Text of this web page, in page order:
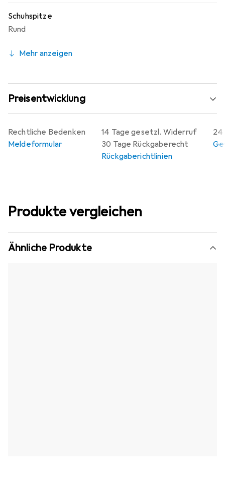
Schuhspitze
Rund
Mehr anzeigen
Preisentwicklung
14 Tage gesetzl. Widerruf
30 Tage Rückgaberecht
Rückgaberichtlinien
24
Rechtliche Bedenken
Meldeformular
Produkte vergleichen
Ähnliche Produkte